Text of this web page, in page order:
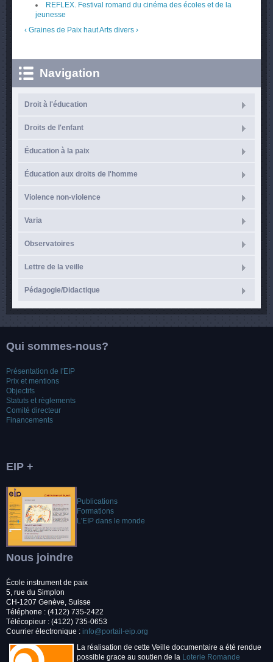
REFLEX. Festival romand du cinéma des écoles et de la
jeunesse
‹ Graines de Paix hautArts divers ›
Navigation
Droit à l'éducation
Droits de l'enfant
Éducation à la paix
Éducation aux droits de l'homme
Violence non-violence
Varia
Observatoires
Lettre de la veille
Pédagogie/Didactique
Qui sommes-nous?
Présentation de l'EIP
Prix et mentions
Objectifs
Statuts et règlements
Comité directeur
Financements
EIP +
Publications
Formations
L'EIP dans le monde
Nous joindre
École instrument de paix
5, rue du Simplon
CH-1207 Genève, Suisse
Téléphone : (4122) 735-2422
Télécopieur : (4122) 735-0653
Courrier électronique : info@portail-eip.org
La réalisation de cette Veille documentaire a été rendue
possible grace au soutien de la Loterie Romande